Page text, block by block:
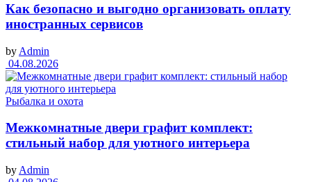
Как безопасно и выгодно организовать оплату
иностранных сервисов
by Admin
04.08.2026
Рыбалка и охота
Межкомнатные двери графит комплект:
стильный набор для уютного интерьера
by Admin